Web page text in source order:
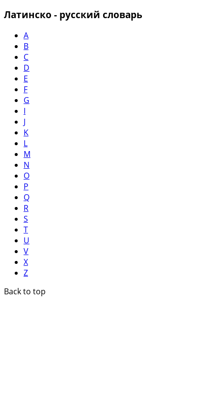
Латинско - русский словарь
A
B
C
D
E
F
G
I
J
K
L
M
N
O
P
Q
R
S
T
U
V
X
Z
Back to top